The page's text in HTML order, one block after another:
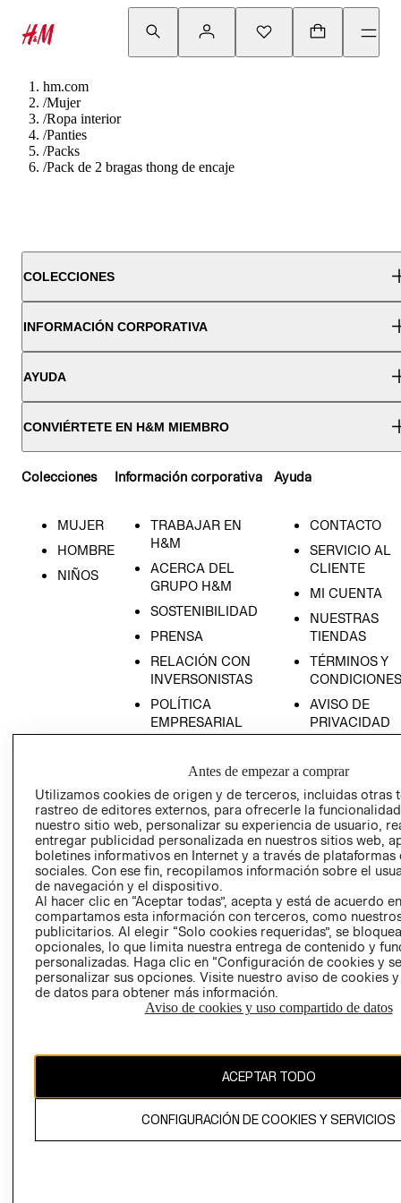
hm.com
/Mujer
/Ropa interior
/Panties
/Packs
/Pack de 2 bragas thong de encaje
COLECCIONES
INFORMACIÓN CORPORATIVA
AYUDA
CONVIÉRTETE EN H&M MIEMBRO
Colecciones
MUJER
HOMBRE
NIÑOS
Información corporativa
TRABAJAR EN
H&M
ACERCA DEL
GRUPO H&M
SOSTENIBILIDAD
PRENSA
RELACIÓN CON
INVERSONISTAS
POLÍTICA
EMPRESARIAL
Ayuda
CONTACTO
SERVICIO AL
CLIENTE
MI CUENTA
NUESTRAS
TIENDAS
TÉRMINOS Y
CONDICIONES
AVISO DE
PRIVACIDAD
AVISO DE
COOKIES
LIBRO DE
Ecuador ($)
CAMBIAR REGIÓN
El contenido de esta página web está protegido por copyright y es
propiedad de H&M Hennes & Mauritz AB.
Antes de empezar a comprar
Utilizamos cookies de origen y de terceros, incluidas otras
rastreo de editores externos, para ofrecerle la
nuestro sitio web, personalizar su experiencia de usuario,
entregar publicidad personalizada en nuestros sitios web,
boletines informativos en Internet y a través de plataformas
sociales. Con ese fin, recopilamos información sobre el
de navegación y el dispositivo.
Al hacer clic en “Aceptar todas”, acepta y está de acuerdo
compartamos esta información con terceros, como
publicitarios. Al elegir “Solo cookies requeridas”, se
opcionales, lo que limita nuestra entrega de contenido y
personalizadas. Haga clic en “Configuración de cookies y
personalizar sus opciones. Visite nuestro aviso de cookies
de datos para obtener más información.
Aviso de cookies y uso compartido de datos
ACEPTAR TODO
CONFIGURACIÓN DE COOKIES Y SERVICIOS